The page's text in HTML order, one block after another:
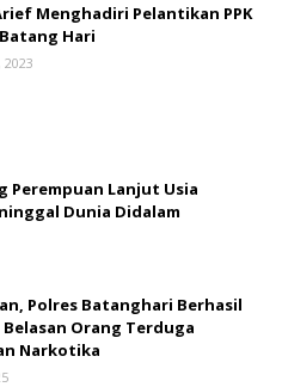
Menghadiri Pelantikan PPK
Hari
2023
Perempuan Lanjut Usia
Dunia Didalam
Polres Batanghari Berhasil
Orang Terduga
Narkotika